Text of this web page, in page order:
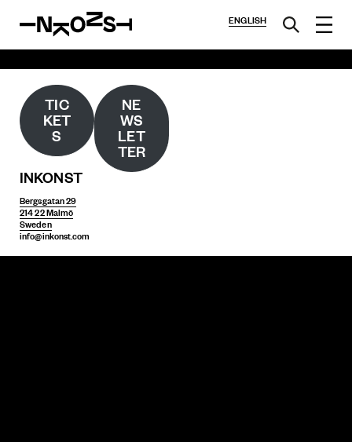
ENGLISH
TIC
KET
S
NE
WS
LET
TER
INKONST
Bergsgatan 29
214 22 Malmö
Sweden
info@inkonst.com